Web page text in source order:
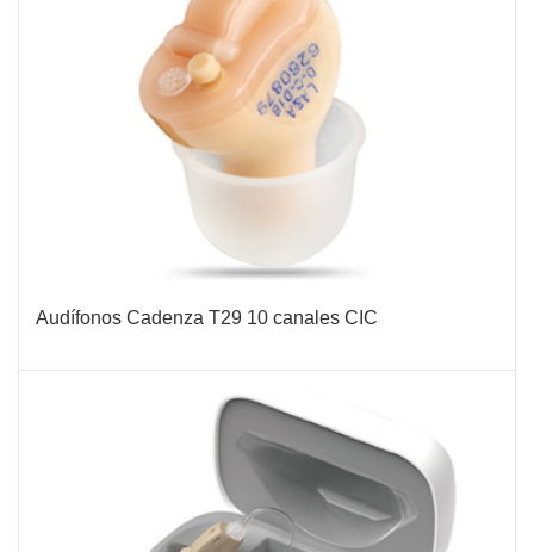
Audífonos Cadenza T29 10 canales CIC